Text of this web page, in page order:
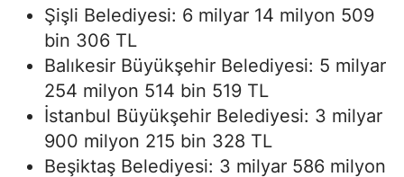
Şişli Belediyesi: 6 milyar 14 milyon 509
bin 306 TL
Balıkesir Büyükşehir Belediyesi: 5 milyar
254 milyon 514 bin 519 TL
İstanbul Büyükşehir Belediyesi: 3 milyar
900 milyon 215 bin 328 TL
Beşiktaş Belediyesi: 3 milyar 586 milyon